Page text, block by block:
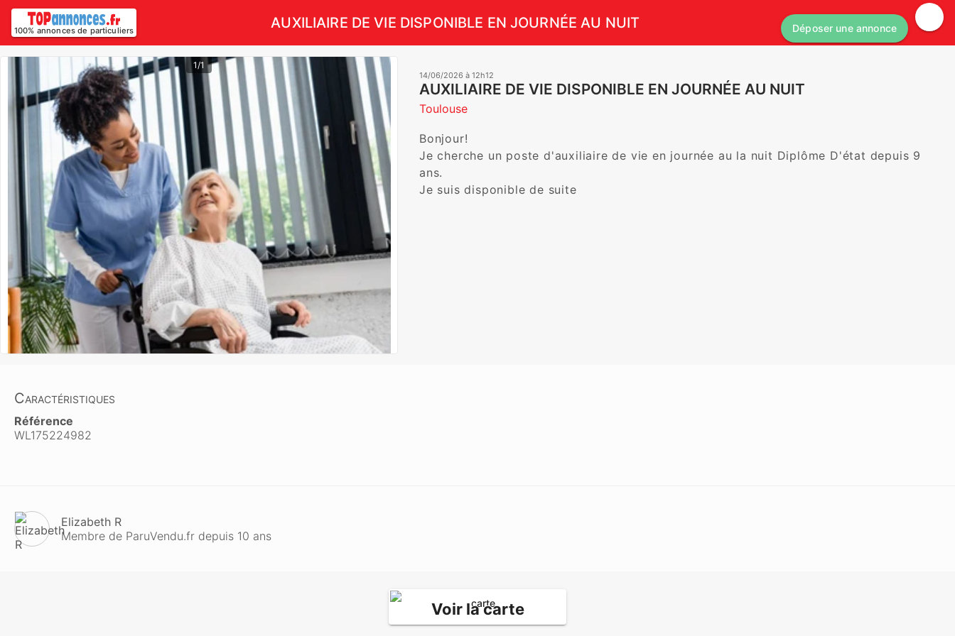
100% annonces de particuliers AUXILIAIRE DE VIE DISPONIBLE EN JOURNÉE AU NUIT Déposer une annonce
1/1
14/06/2026 à 12h12
AUXILIAIRE DE VIE DISPONIBLE EN JOURNÉE AU NUIT
Toulouse
Bonjour!
Je cherche un poste d'auxiliaire de vie en journée au la nuit Diplôme D'état depuis 9
ans.
Je suis disponible de suite
Caractéristiques
Référence
WL175224982
Elizabeth R
Membre de ParuVendu.fr depuis 10 ans
Voir la carte